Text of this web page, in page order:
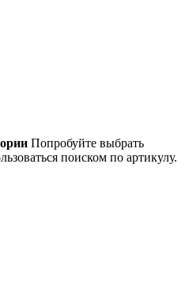
Попробуйте выбрать
поиском по артикулу.